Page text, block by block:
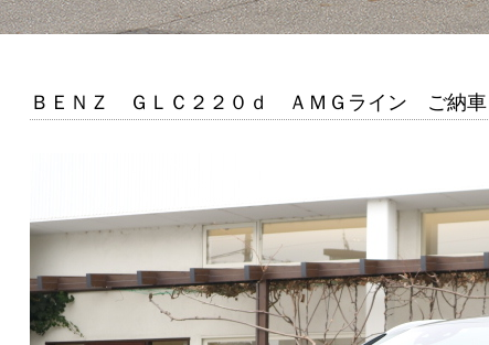
ＢＥＮＺ ＧＬＣ２２０ｄ ＡＭＧライン ご納車